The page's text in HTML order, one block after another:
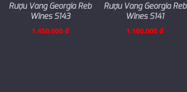
Rượu Vang Georgia Reb
Wines S143
1.450.000 đ
Rượu Vang Georgia Reb
Wines S141
1.100.000 đ